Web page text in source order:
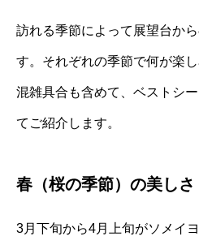
訪れる季節によって展望台か
す。それぞれの季節で何が楽
混雑具合も含めて、ベストシ
てご紹介します。
春（桜の季節）の美しさ
3月下旬から4月上旬がソメイ